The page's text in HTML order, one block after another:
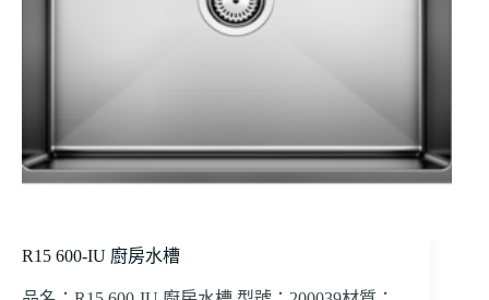
R15 600-IU 廚房水槽